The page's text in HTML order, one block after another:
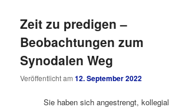
Zeit zu predigen –
Beobachtungen zum
Synodalen Weg
Veröffentlicht am12. September 2022
Sie haben sich angestrengt, kollegial